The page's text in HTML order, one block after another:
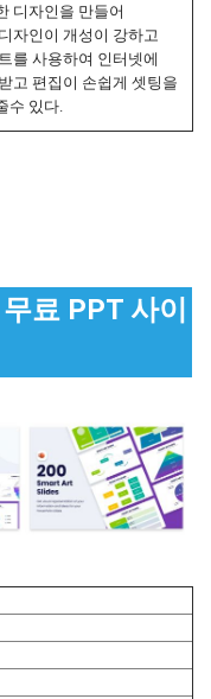
디자인을 만들어
자인이 개성이 강하고
를 사용하여 인터넷에
고 편집이 손쉽게 셋팅을
수 있다.
료 PPT 사이